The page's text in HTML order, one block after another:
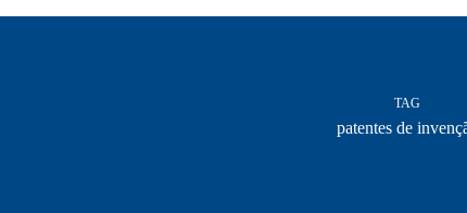
TAG
patentes de